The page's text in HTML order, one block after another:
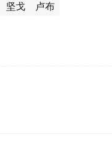
坚戈 卢布